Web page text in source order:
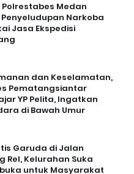
Medan
Narkoba
Jasa Ekspedisi
dan Keselamatan,
Pematangsiantar
YP Pelita, Ingatkan
di Bawah Umur
Garuda di Jalan
Rel, Kelurahan Suka
untuk Masyarakat